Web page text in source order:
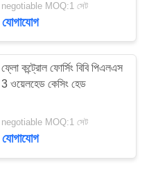
43
negotiable MOQ:1 সেট
যোগাযোগ
ফ্লো কন্ট্রোল ফোর্সিং বিবি পিএলএস
3 ওয়েলহেড কেসিং হেড
negotiable MOQ:1 সেট
যোগাযোগ